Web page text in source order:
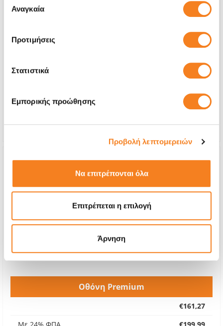
των υπηρεσιών τους.
συγκατάθεσης
Αναγκαία
Προτιμήσεις
Στατιστικά
Εμπορικής προώθησης
Προβολή λεπτομερειών
Να επιτρέπονται όλα
Επιτρέπεται η επιλογή
Άρνηση
€216,92
Χρόνος
1-2 ημέρες
Εγγύηση
6 μήνες
Οθόνη Premium
€161,27
Με 24% ΦΠΑ
€199,99